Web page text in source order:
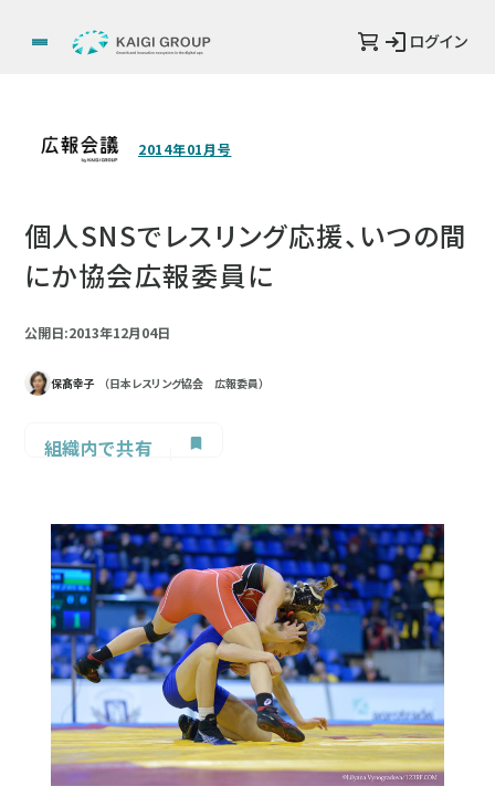
ログイン
2014年01月号
個人SNSでレスリング応援、いつの間
にか協会広報委員に
公開日:2013年12月04日
保髙幸子 （日本レスリング協会 広報委員）
組織内で共有